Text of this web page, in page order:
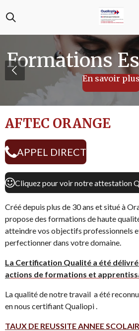
au
contenu
Formations
En savoir
AFTEC ORANGE
APPEL DIRECT
Cliquez pour voir notre attestation
Créé depuis plus de 30 ans et situé à
propose des formations de haute
atteindre vos objectifs professionnels
perfectionner dans votre domaine.
La Certification Qualité a été
actions de formations et
La qualité de notre travail a été
en nous certifiant Qualiopi .
TAUX DE REUSSITE ANNEE